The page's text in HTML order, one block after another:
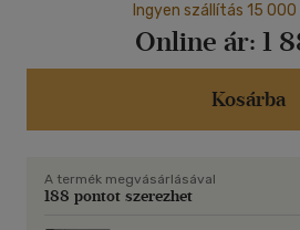
Ingyen szállítás 15
Online ár: 1
Kosárba
A termék megvásárlásával
188 pontot szerezhet